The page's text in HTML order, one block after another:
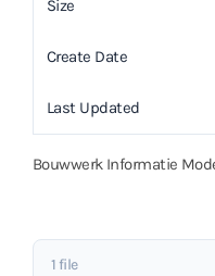
Size
Create Date
Last Updated
Bouwwerk Informatie
1 file